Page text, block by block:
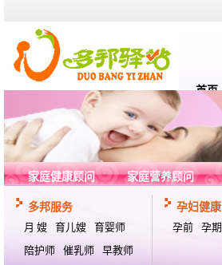
首页
家庭健康顾问 家庭营养顾问
多邦服务
月 嫂
育儿嫂
育婴师
陪护师
催乳师 早教师
孕妇健康
孕前
孕期